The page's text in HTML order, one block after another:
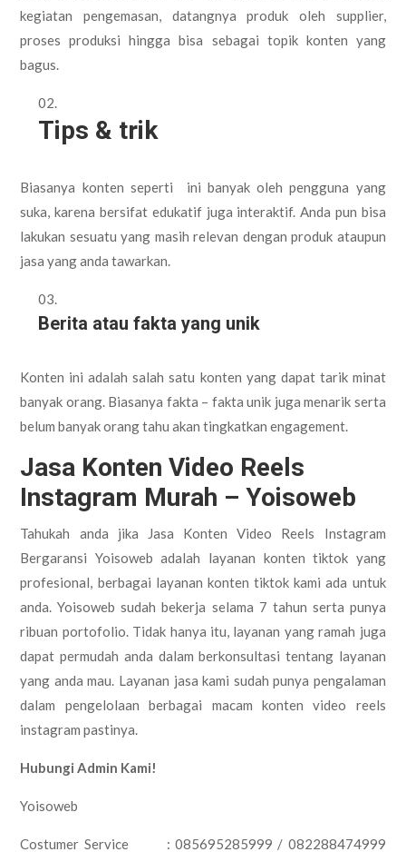
kegiatan pengemasan, datangnya produk oleh supplier,
proses produksi hingga bisa sebagai topik konten yang
bagus.
Tips & trik
Biasanya konten seperti ini banyak oleh pengguna yang
suka, karena bersifat edukatif juga interaktif. Anda pun bisa
lakukan sesuatu yang masih relevan dengan produk ataupun
jasa yang anda tawarkan.
Berita atau fakta yang unik
Konten ini adalah salah satu konten yang dapat tarik minat
banyak orang. Biasanya fakta – fakta unik juga menarik serta
belum banyak orang tahu akan tingkatkan engagement.
Jasa Konten Video Reels
Instagram Murah – Yoisoweb
Tahukah anda jika Jasa Konten Video Reels Instagram
Bergaransi Yoisoweb adalah layanan konten tiktok yang
profesional, berbagai layanan konten tiktok kami ada untuk
anda. Yoisoweb sudah bekerja selama 7 tahun serta punya
ribuan portofolio. Tidak hanya itu, layanan yang ramah juga
dapat permudah anda dalam berkonsultasi tentang layanan
yang anda mau. Layanan jasa kami sudah punya pengalaman
dalam pengelolaan berbagai macam konten video reels
instagram pastinya.
Hubungi Admin Kami!
Yoisoweb
Costumer Service : 085695285999 / 082288474999